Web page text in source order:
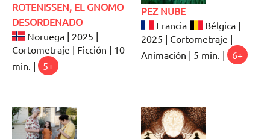
ROTENISSEN, EL GNOMO
DESORDENADO
Noruega | 2025 |
Cortometraje | Ficción | 10
min. |
5+
PEZ NUBE
Francia
Bélgica |
2025 | Cortometraje |
Animación | 5 min. |
6+